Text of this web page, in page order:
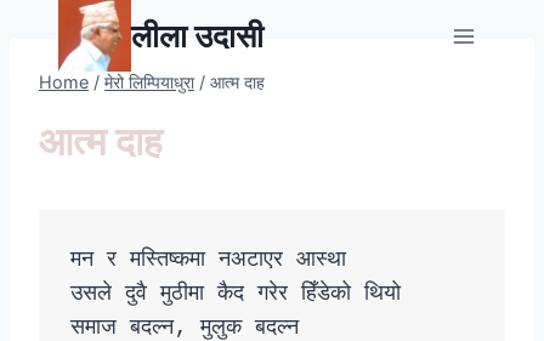
content
लीला उदासी
Home / मेरो लिम्पियाधुरा / आत्म दाह
आत्म दाह
मन र मस्तिष्कमा नअटाएर आस्था
उसले दुवै मुठीमा कैद गरेर हिँडेको थियो
समाज बदल्न‚ मुलुक बदल्न